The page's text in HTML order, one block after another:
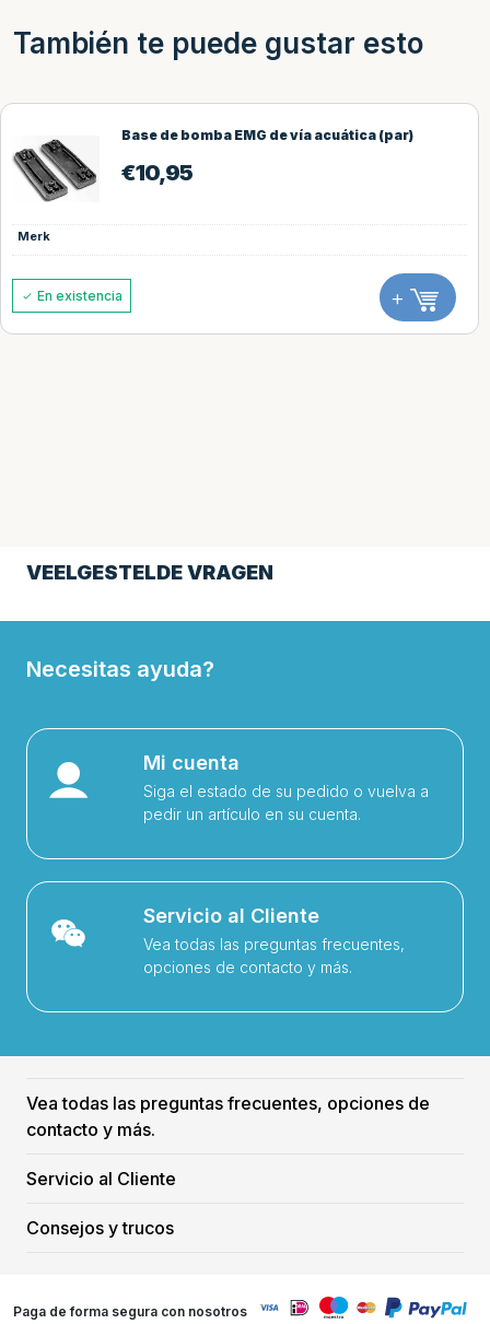
También te puede gustar esto
Base de bomba EMG de vía acuática (par)
€10,95
Merk
En existencia +
VEELGESTELDE VRAGEN
Necesitas ayuda?
Mi cuenta
Siga el estado de su pedido o vuelva a
pedir un artículo en su cuenta.
Servicio al Cliente
Vea todas las preguntas frecuentes,
opciones de contacto y más.
Vea todas las preguntas frecuentes, opciones de
contacto y más.
Servicio al Cliente
Consejos y trucos
Paga de forma segura con nosotros